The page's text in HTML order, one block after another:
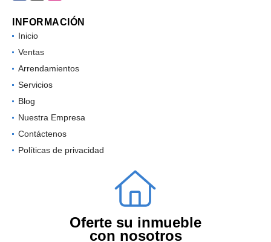
INFORMACIÓN
Inicio
Ventas
Arrendamientos
Servicios
Blog
Nuestra Empresa
Contáctenos
Políticas de privacidad
Oferte su inmueble
con nosotros